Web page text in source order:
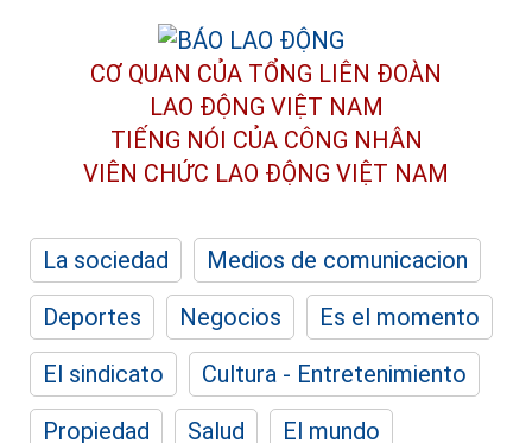
CƠ QUAN CỦA TỔNG LIÊN ĐOÀN
LAO ĐỘNG VIỆT NAM
TIẾNG NÓI CỦA CÔNG NHÂN
VIÊN CHỨC LAO ĐỘNG VIỆT NAM
La sociedad
Medios de comunicacion
Deportes
Negocios
Es el momento
El sindicato
Cultura - Entretenimiento
Propiedad
Salud
El mundo